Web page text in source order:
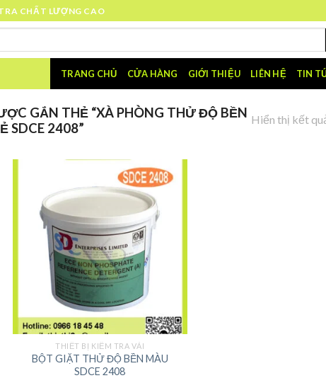
CHẤT LƯỢNG CAO
TRANG CHỦ CỬA HÀNG GIỚI THIỆU LIÊN HỆ TIN
GẮN THẺ “XÀ PHÒNG THỬ ĐỘ BỀN
SDCE 2408”
Hiển thị kết
THIẾT BỊ KIỂM TRA VẢI
BỘT GIẶT THỬ ĐỘ BỀN MÀU
SDCE 2408